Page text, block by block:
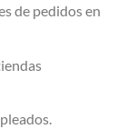
de pedidos en